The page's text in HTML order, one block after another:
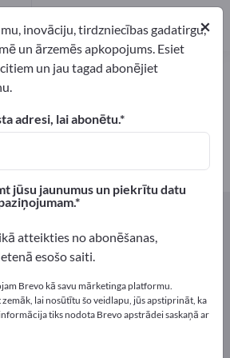
– atrodiet
1
Ražotājs
un dzērieni
bez maksas
– Lietotas preces – Biznesa
×
inovāciju, tirdzniecības gadatirgu,
un ārzemēs apkopojums. Esiet
un jau tagad abonējiet
adresi, lai abonētu.
jūsu jaunumus un piekrītu datu
atteikties no abonēšanas,
esošo saiti.
Brevo kā savu mārketinga platformu.
lai nosūtītu šo veidlapu, jūs apstiprināt, ka
tiks nodota Brevo apstrādei saskaņā ar